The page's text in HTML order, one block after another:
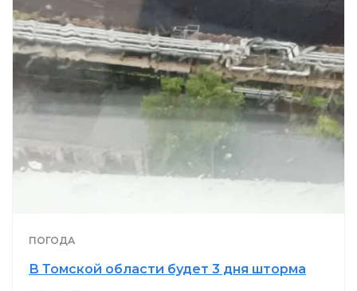
ПОГОДА
В Томской области будет 3 дня шторма